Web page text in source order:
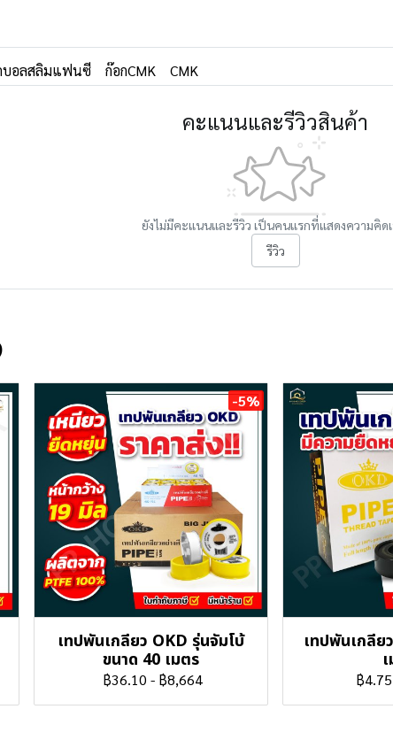
บอลสลิมแฟนซี ก๊อกCMK CMK
คะแนนและรีวิวสินค้า
ยังไม่มีคะแนนและรีวิว เป็นคนแรกที่แสดงความคิด
รีวิว
-5%
เทปพันเกลียว OKD รุ่นจัมโบ้
ขนาด 40 เมตร
฿36.10 - ฿8,664
เทปพันเกลีย
฿4.75